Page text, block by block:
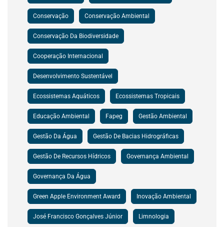
Conservação Conservação Ambiental
Conservação Da Biodiversidade
Cooperação Internacional
Desenvolvimento Sustentável
Ecossistemas Aquáticos Ecossistemas Tropicais
Educação Ambiental Fapeg Gestão Ambiental
Gestão Da Água Gestão De Bacias Hidrográficas
Gestão De Recursos Hídricos Governança Ambiental
Governança Da Água
Green Apple Environment Award Inovação Ambiental
José Francisco Gonçalves Júnior Limnologia